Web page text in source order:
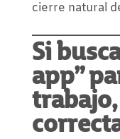
cierre natural
Si
app”